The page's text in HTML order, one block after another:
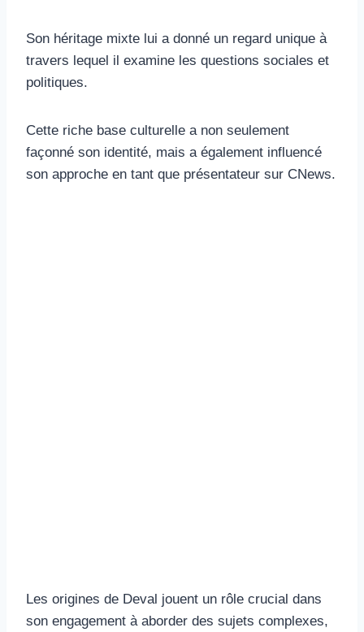
Son héritage mixte lui a donné un regard unique à
travers lequel il examine les questions sociales et
politiques.
Cette riche base culturelle a non seulement
façonné son identité, mais a également influencé
son approche en tant que présentateur sur CNews.
Les origines de Deval jouent un rôle crucial dans
son engagement à aborder des sujets complexes,